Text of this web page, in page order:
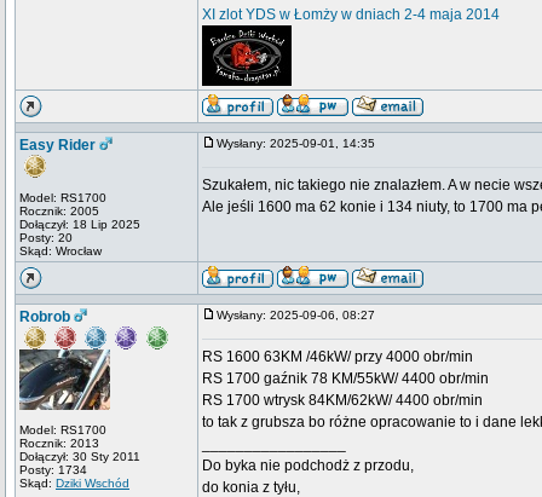
XI zlot YDS w Łomży w dniach 2-4 maja 2014
Easy Rider
Model: RS1700
Rocznik: 2005
Dołączył: 18 Lip 2025
Posty: 20
Skąd: Wrocław
Wysłany: 2025-09-01, 14:35
Szukałem, nic takiego nie znalazłem. A w necie
Ale jeśli 1600 ma 62 konie i 134 niuty, to 1700 ma
Robrob
Model: RS1700
Rocznik: 2013
Dołączył: 30 Sty 2011
Posty: 1734
Skąd: Dziki Wschód
Wysłany: 2025-09-06, 08:27
RS 1600 63KM /46kW/ przy 4000 obr/min
RS 1700 gaźnik 78 KM/55kW/ 4400 obr/min
RS 1700 wtrysk 84KM/62kW/ 4400 obr/min
to tak z grubsza bo różne opracowanie to i dane
Do byka nie podchodż z przodu,
do konia z tyłu,